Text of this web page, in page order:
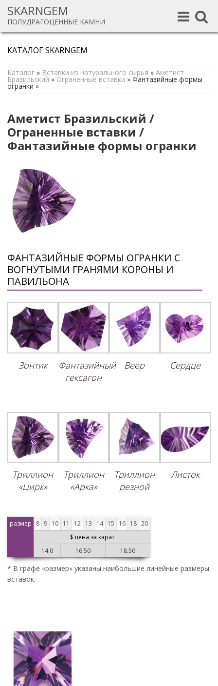
SKARNGEM
ПОЛУДРАГОЦЕННЫЕ КАМНИ
Toggle
Toggle
navigation
КАТАЛОГ SKARNGEM
Каталог » Вставки из натурального сырья » Аметист
Бразильский » Ограненные вставки » Фантазийные формы
огранки »
Аметист Бразильский /
Ограненные вставки /
Фантазийные формы огранки
ФАНТАЗИЙНЫЕ ФОРМЫ ОГРАНКИ С
ВОГНУТЫМИ ГРАНЯМИ КОРОНЫ И
ПАВИЛЬОНА
Зонтик
Фантазийный
гексагон
Веер Сердце
Триллион
«Цирк»
Триллион
«Арка»
Триллион
резной
Листок
размер 8 9 10 11 12 13 14 15 16 18 20
$ цена за карат
14.0
16.50 18.50
* В графе «размер» указаны наибольшие линейные размеры
вставок.